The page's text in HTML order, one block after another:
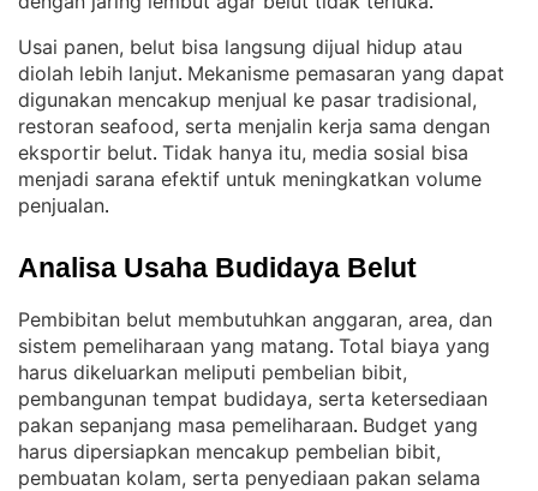
Usai panen, belut bisa langsung dijual hidup atau
diolah lebih lanjut. Mekanisme pemasaran yang dapat
digunakan mencakup menjual ke pasar tradisional,
restoran seafood, serta menjalin kerja sama dengan
eksportir belut. Tidak hanya itu, media sosial bisa
menjadi sarana efektif untuk meningkatkan volume
penjualan.
Analisa Usaha Budidaya Belut
Pembibitan belut membutuhkan anggaran, area, dan
sistem pemeliharaan yang matang. Total biaya yang
harus dikeluarkan meliputi pembelian bibit,
pembangunan tempat budidaya, serta ketersediaan
pakan sepanjang masa pemeliharaan. Budget yang
harus dipersiapkan mencakup pembelian bibit,
pembuatan kolam, serta penyediaan pakan selama